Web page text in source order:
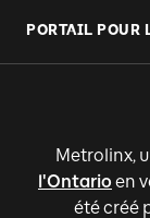
PORTAIL POUR
Metrolinx,
l'Ontario en
été créé